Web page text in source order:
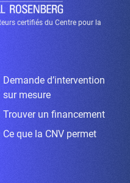
certifiés du Centre pour la
Demande d’intervention
sur mesure
Trouver un financement
Ce que la CNV permet